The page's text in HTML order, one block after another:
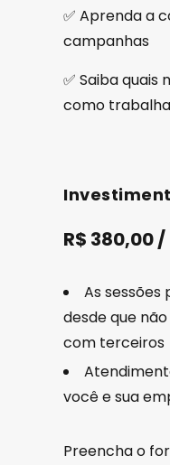
✅ Aprenda a
campanhas
✅ Saiba
como
R$ 380,00 /
As sessões
desde que
com terceiros
você e sua
Preencha o